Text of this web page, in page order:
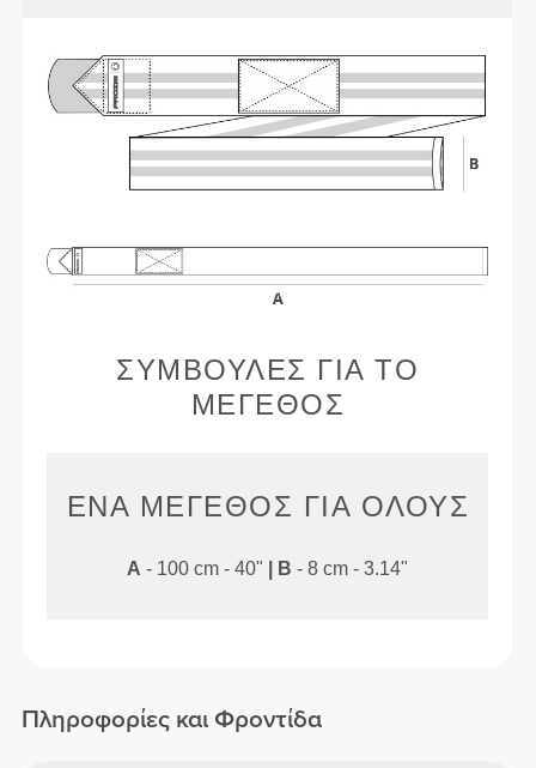
ΣΥΜΒΟΥΛΈΣ ΓΙΑ ΤΟ
ΜΈΓΕΘΟΣ
ΈΝΑ ΜΈΓΕΘΟΣ ΓΙΑ ΌΛΟΥΣ
A - 100 cm - 40" B - 8 cm - 3.14"
Πληροφορίες και Φροντίδα